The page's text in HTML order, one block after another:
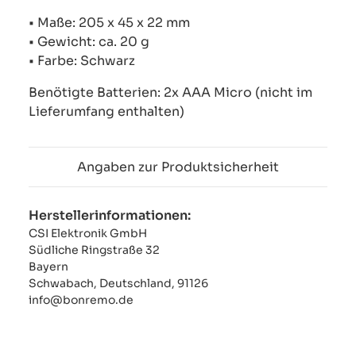
• Maße: 205 x 45 x 22 mm
• Gewicht: ca. 20 g
• Farbe: Schwarz
Benötigte Batterien: 2x AAA Micro (nicht im
Lieferumfang enthalten)
Angaben zur Produktsicherheit
Herstellerinformationen:
CSI Elektronik GmbH
Südliche Ringstraße 32
Bayern
Schwabach, Deutschland, 91126
info@bonremo.de